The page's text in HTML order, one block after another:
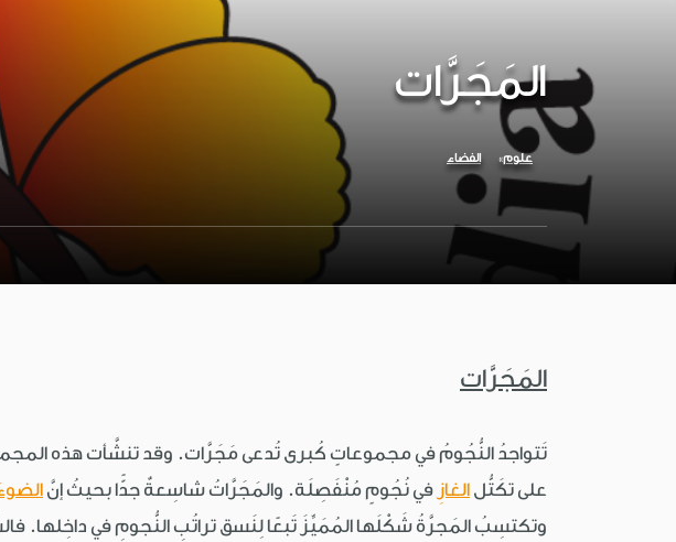
المَجَرَّات
علوم الفضاء
المَجَرَّات
تَتواجدُ النُّجُومُ في مجموعاتٍ كُبرى تُدعى مَجَرَّات. وقد تنشَّأت هذه
على تكَتُّل الغازِ في نُجُومٍ مُنْفَصِلَة. والمَجَرَّاتُ شاسِعةٌ جدًّا بحيثُ إنَّ
وتكتسِبُ المَجرَّةُ شَكْلَها المُمَيِّزَ تَبعًا لِنَسق تراتُبِ النُّجومِ في داخِلها.